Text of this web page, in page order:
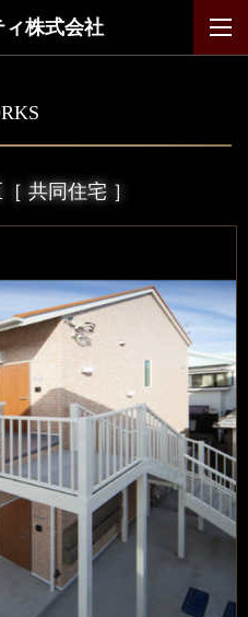
株式会社
共同住宅 ］